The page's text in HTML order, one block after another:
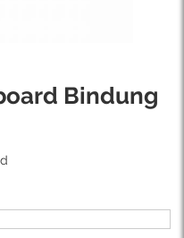
Bindung